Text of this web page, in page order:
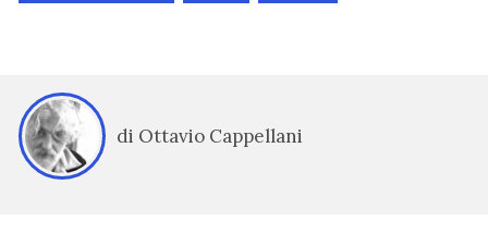
di Ottavio Cappellani